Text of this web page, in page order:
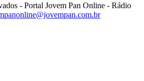
- Portal Jovem Pan Online - Rádio